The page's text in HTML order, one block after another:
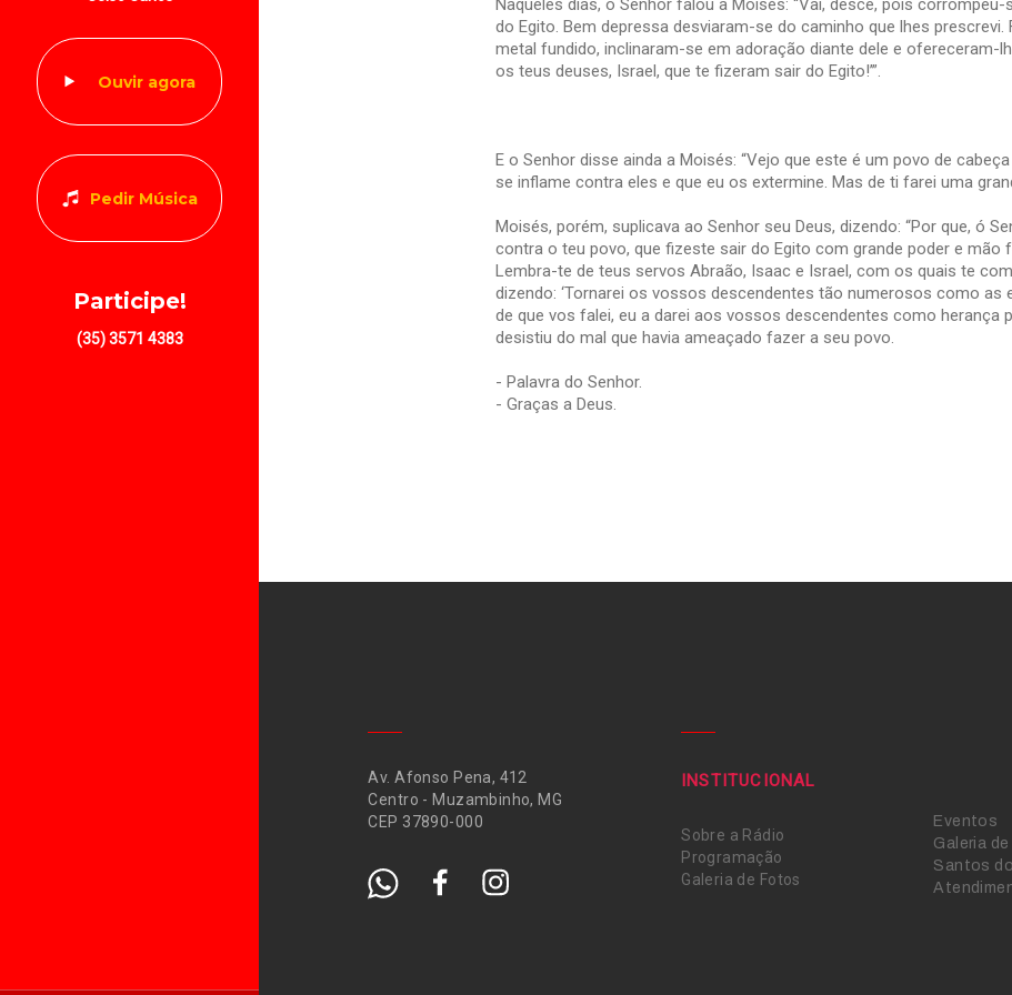
Ouvir agora
Pedir Música
Participe!
(35) 3571 4383
Naqueles dias, o Senhor falou a Moisés: “Vai, desce, pois
do Egito. Bem depressa desviaram-se do caminho que lhes
metal fundido, inclinaram-se em adoração diante dele e ofereceram-
os teus deuses, Israel, que te fizeram sair do Egito!’”.
E o Senhor disse ainda a Moisés: “Vejo que este é um povo de
se inflame contra eles e que eu os extermine. Mas de ti farei uma
Moisés, porém, suplicava ao Senhor seu Deus, dizendo: “Por que, ó
contra o teu povo, que fizeste sair do Egito com grande poder e mão
Lembra-te de teus servos Abraão, Isaac e Israel, com os quais te
dizendo: ‘Tornarei os vossos descendentes tão numerosos como as
de que vos falei, eu a darei aos vossos descendentes como herança
desistiu do mal que havia ameaçado fazer a seu povo.
- Palavra do Senhor.
- Graças a Deus.
Av. Afonso Pena, 412
Centro - Muzambinho, MG
CEP 37890-000
INSTITUCIONAL
Sobre a Rádio
Programação
Galeria de Fotos
Eventos
Galeria
Santos